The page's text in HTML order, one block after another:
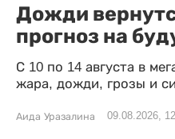
Дожди
прогноз на
С 10 по 14 августа в
жара, дожди, грозы и
Аида Уразалина 09.08.2026,